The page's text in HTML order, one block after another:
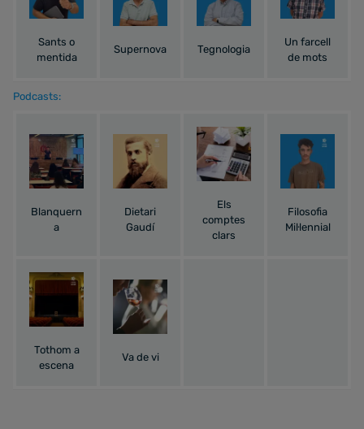
Sants o
mentida
Supernova Tegnologia
Un farcell
de mots
Podcasts:
Blanquern
a
Dietari
Gaudí
Els
comptes
clars
Filosofia
Mil·lennial
Tothom a
escena
Va de vi